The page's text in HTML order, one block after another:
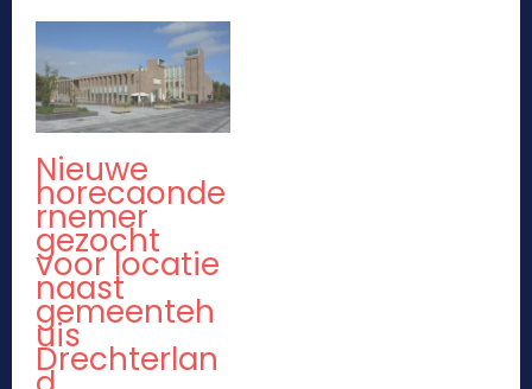
Nieuwe
horecaonde
rnemer
gezocht
voor locatie
naast
gemeenteh
uis
Drechterlan